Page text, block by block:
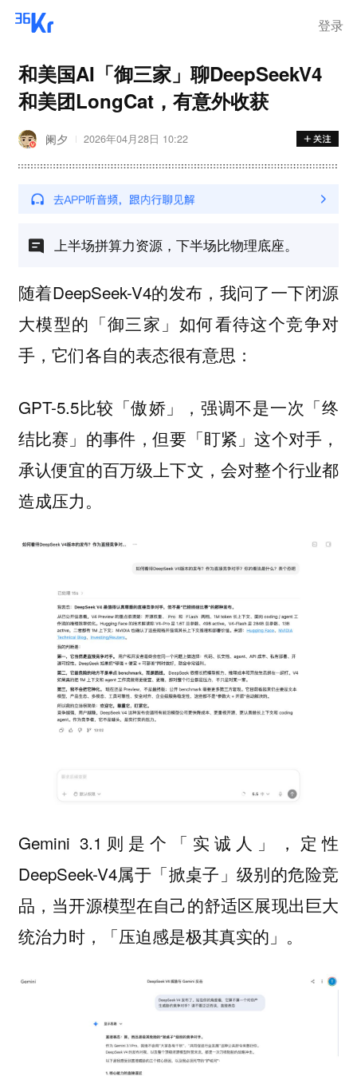
登录
和美国AI「御三家」聊DeepSeekV4
和美团LongCat，有意外收获
阑夕 2026年04月28日 10:22
上半场拼算力资源，下半场比物理底座。
随着DeepSeek-V4的发布，我问了一下闭源
大模型的「御三家」如何看待这个竞争对
手，它们各自的表态很有意思：
GPT-5.5比较「傲娇」，强调不是一次「终
结比赛」的事件，但要「盯紧」这个对手，
承认便宜的百万级上下文，会对整个行业都
造成压力。
Gemini 3.1则是个「实诚人」，定性
DeepSeek-V4属于「掀桌子」级别的危险竞
品，当开源模型在自己的舒适区展现出巨大
统治力时，「压迫感是极其真实的」。